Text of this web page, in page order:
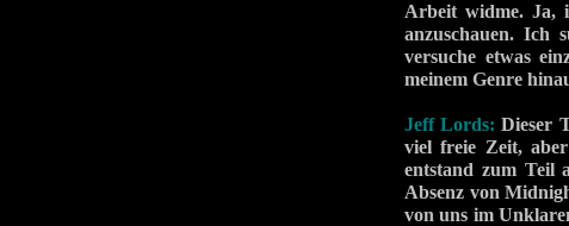
Arbeit widme. Ja,
anzuschauen. Ich
versuche etwas
meinem Genre
Jeff Lords:Dieser
viel freie Zeit,
entstand zum Teil
Absenz von
von uns im